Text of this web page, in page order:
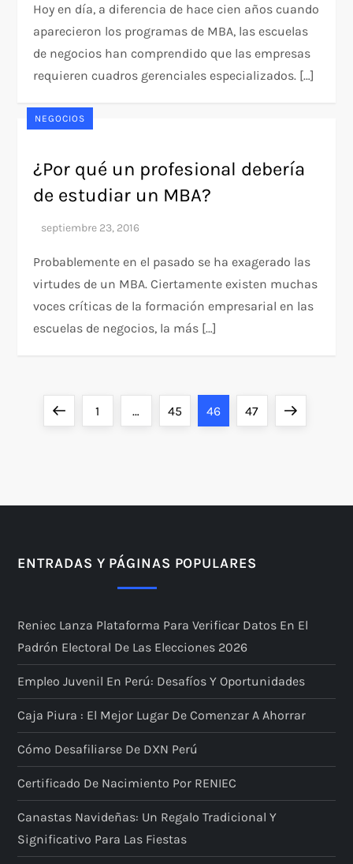
Hoy en día, a diferencia de hace cien años cuando
aparecieron los programas de MBA, las escuelas
de negocios han comprendido que las empresas
requieren cuadros gerenciales especializados. […]
NEGOCIOS
¿Por qué un profesional debería
de estudiar un MBA?
Probablemente en el pasado se ha exagerado las
virtudes de un MBA. Ciertamente existen muchas
voces críticas de la formación empresarial en las
escuelas de negocios, la más […]
n
c
i
ó
n
d
e
e
PreviousPage
1 … Page
45 Page
46 Page
47 Next
ENTRADAS Y PÁGINAS POPULARES
Reniec Lanza Plataforma Para Verificar Datos En El
Padrón Electoral De Las Elecciones 2026
Empleo Juvenil En Perú: Desafíos Y Oportunidades
Caja Piura : El Mejor Lugar De Comenzar A Ahorrar
Cómo Desafiliarse De DXN Perú
Certificado De Nacimiento Por RENIEC
Canastas Navideñas: Un Regalo Tradicional Y
Significativo Para Las Fiestas